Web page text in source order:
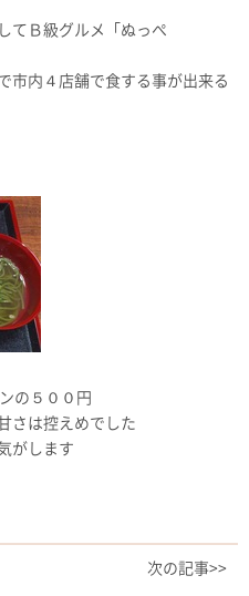
てＢ級グルメ「 ぬっぺ
市内４店舗で食する事が出来る
の５００円
さは控えめでした
がします
次の記事>>